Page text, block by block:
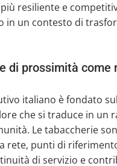
resiliente e
in un contesto di
di prossimità come
italiano è fondato
che si traduce in un
Le tabaccherie
rete, punti di
di servizio e